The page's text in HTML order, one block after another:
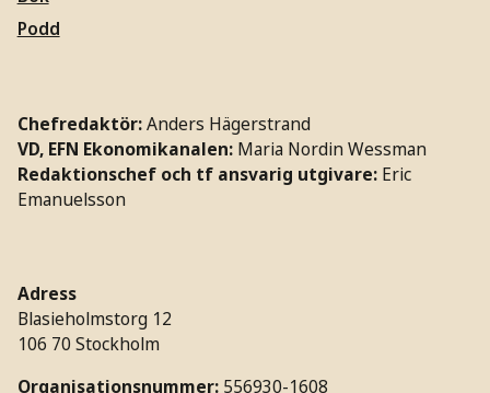
Podd
Chefredaktör:Anders Hägerstrand
VD, EFN Ekonomikanalen: Maria Nordin Wessman
Redaktionschef och tf ansvarig utgivare: Eric
Emanuelsson
Adress
Blasieholmstorg 12
106 70 Stockholm
Organisationsnummer: 556930-1608